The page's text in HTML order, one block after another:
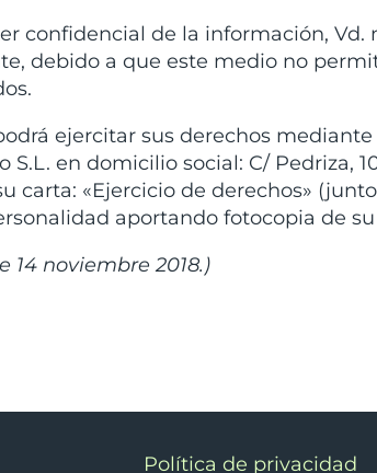
confidencial de la información, Vd.
debido a que este medio no
ejercitar sus derechos
S.L. en domicilio social: C/ Pedriza,
carta: «Ejercicio de derechos»
aportando fotocopia de su
14 noviembre 2018.)
Política de privacidad